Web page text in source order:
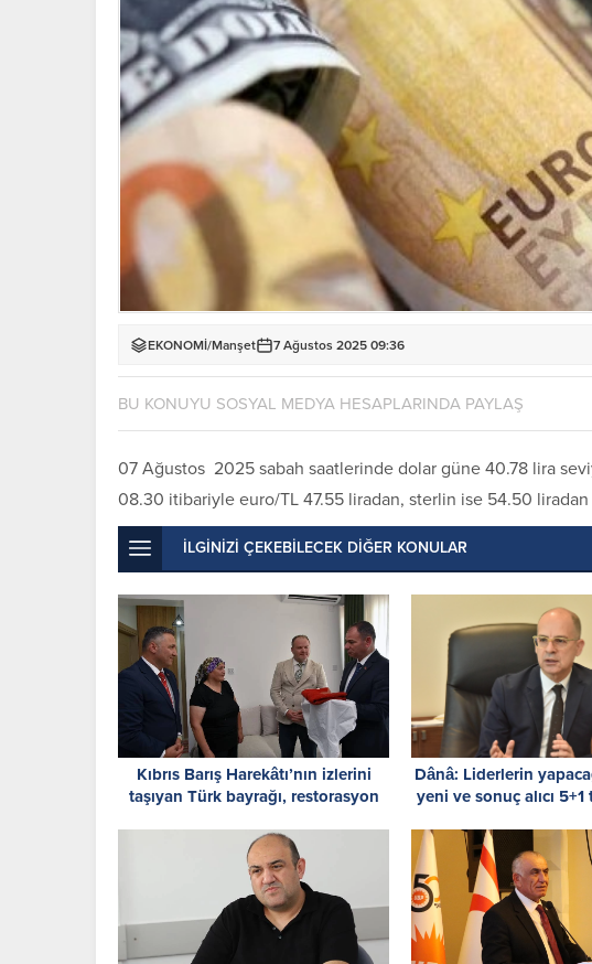
EKONOMİ/Manşet 7 Ağustos 2025 09:36
BU KONUYU SOSYAL MEDYA HESAPLARINDA PAYLAŞ
07 Ağustos 2025 sabah saatlerinde dolar güne 40.78 lira
08.30 itibariyle euro/TL 47.55 liradan, sterlin ise 54.50
İLGİNİZİ ÇEKEBİLECEK DİĞER KONULAR
Kıbrıs Barış Harekâtı’nın izlerini
taşıyan Türk bayrağı, restorasyon
Dânâ: Liderlerin
yeni ve sonuç alıcı 5+1